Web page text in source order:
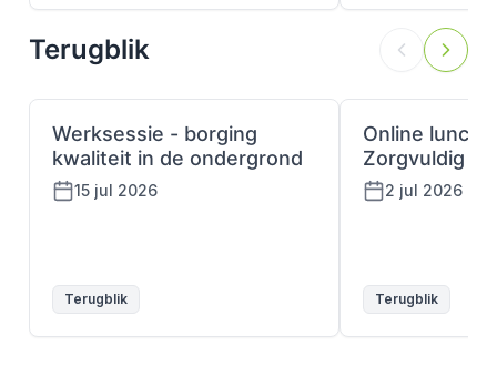
Terugblik
Werksessie - borging
kwaliteit in de ondergrond
15 jul 2026
Terugblik
Online
Zorgvuldig
2 jul 2026
Terugblik